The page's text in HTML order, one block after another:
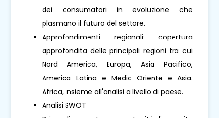
dei consumatori in evoluzione che
plasmano il futuro del settore.
Approfondimenti regionali: copertura
approfondita delle principali regioni tra cui
Nord America, Europa, Asia Pacifico,
America Latina e Medio Oriente e Asia.
Africa, insieme all'analisi a livello di paese.
Analisi SWOT